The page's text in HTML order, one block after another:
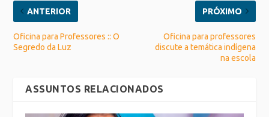
ANTERIOR
Oficina para Professores :: O
Segredo da Luz
PRÓXIMO
Oficina para professores
discute a temática indígena
na escola
ASSUNTOS RELACIONADOS